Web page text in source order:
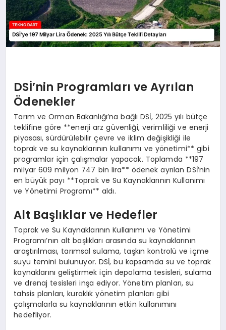
DSİ’nin Programları ve Ayrılan
Ödenekler
Tarım ve Orman Bakanlığı’na bağlı DSİ, 2025 yılı bütçe
teklifine göre **enerji arz güvenliği, verimliliği ve enerji
piyasası, sürdürülebilir çevre ve iklim değişikliği ile
toprak ve su kaynaklarının kullanımı ve yönetimi** gibi
programlar için çalışmalar yapacak. Toplamda **197
milyar 609 milyon 747 bin lira** ödenek ayrılan DSİ’nin
en büyük payı **Toprak ve Su Kaynaklarının Kullanımı
ve Yönetimi Programı** aldı.
Alt Başlıklar ve Hedefler
Toprak ve Su Kaynaklarının Kullanımı ve Yönetimi
Programı’nın alt başlıkları arasında su kaynaklarının
araştırılması, tarımsal sulama, taşkın kontrolü ve içme
suyu temini bulunuyor. DSİ, bu kapsamda su ve toprak
kaynaklarını geliştirmek için depolama tesisleri, sulama
ve drenaj tesisleri inşa ediyor. Yönetim planları, su
tahsis planları, kuraklık yönetim planları gibi
çalışmalarla su kaynaklarının etkin kullanımını
hedefliyor.